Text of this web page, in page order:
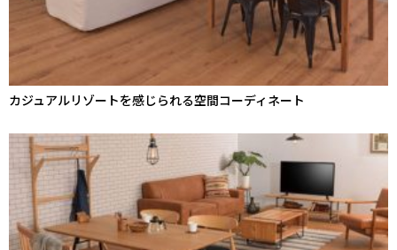
カジュアルリゾートを感じられる空間コーディネート